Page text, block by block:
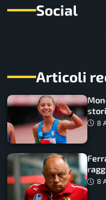
Social
Articoli
8
8